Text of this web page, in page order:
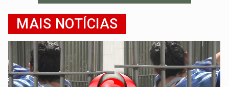
MAIS NOTÍCIAS